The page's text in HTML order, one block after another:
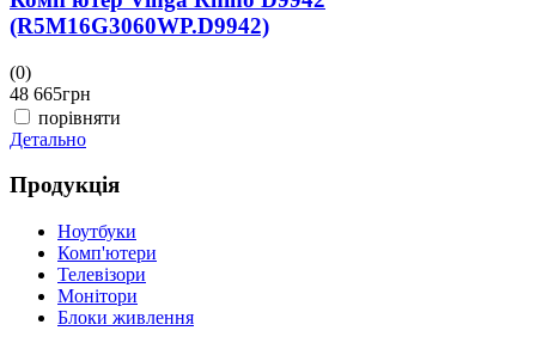
(R5M16G3060WP.D9942)
(0)
48 665грн
порівняти
Детально
Продукція
Ноутбуки
Комп'ютери
Телевізори
Монітори
Блоки живлення